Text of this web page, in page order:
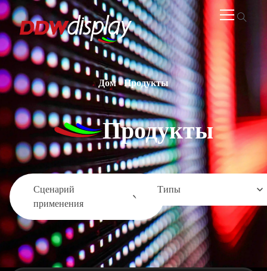
Дом-Продукты
Продукты
Сценарий
применения
Типы